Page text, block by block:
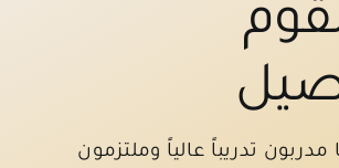
مدربون تدريباً عالياً وملتزمون